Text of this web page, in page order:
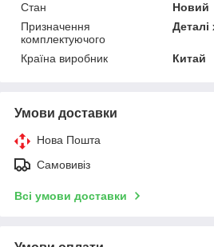
Стан
Новий
Призначення
комплектуючого
Деталі
Країна виробник Китай
Умови доставки
Нова Пошта
Самовивіз
Всі умови доставки